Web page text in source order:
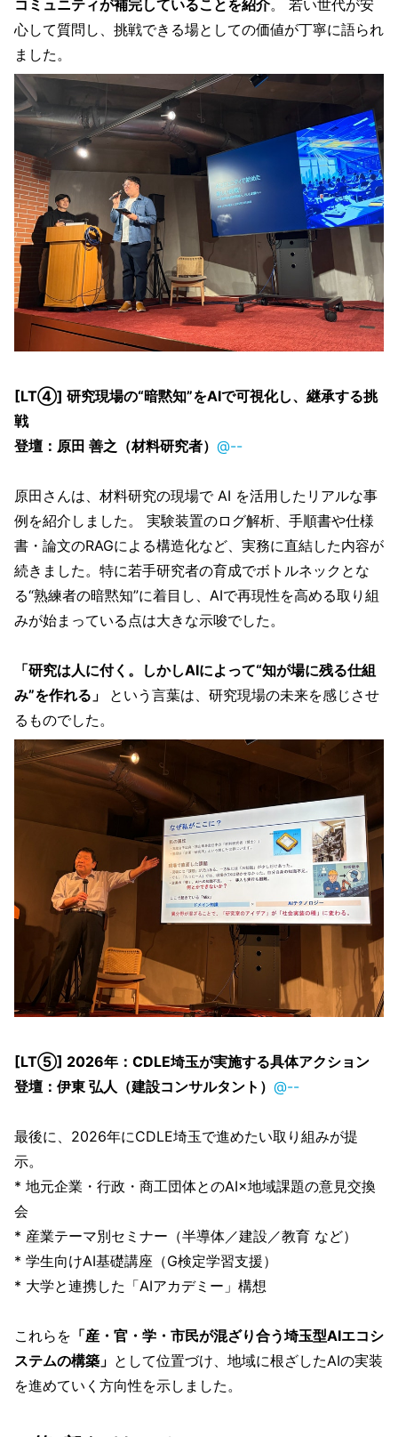
コミュニティが補完していることを紹介。 若い世代が安
心して質問し、挑戦できる場としての価値が丁寧に語られ
ました。
[LT④] 研究現場の“暗黙知”をAIで可視化し、継承する挑
戦
登壇：原田 善之（材料研究者） @--
原田さんは、材料研究の現場で AI を活用したリアルな事
例を紹介しました。 実験装置のログ解析、手順書や仕様
書・論文のRAGによる構造化など、実務に直結した内容が
続きました。特に若手研究者の育成でボトルネックとな
る“熟練者の暗黙知”に着目し、AIで再現性を高める取り組
みが始まっている点は大きな示唆でした。
「研究は人に付く。しかしAIによって“知が場に残る仕組
み”を作れる」 という言葉は、研究現場の未来を感じさせ
るものでした。
[LT⑤] 2026年：CDLE埼玉が実施する具体アクション
登壇：伊東 弘人（建設コンサルタント） @--
最後に、2026年にCDLE埼玉で進めたい取り組みが提
示。
* 地元企業・行政・商工団体とのAI×地域課題の意見交換
会
* 産業テーマ別セミナー（半導体／建設／教育 など）
* 学生向けAI基礎講座（G検定学習支援）
* 大学と連携した「AIアカデミー」構想
これらを 「産・官・学・市民が混ざり合う埼玉型AIエコシ
ステムの構築」 として位置づけ、地域に根ざしたAIの実装
を進めていく方向性を示しました。